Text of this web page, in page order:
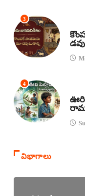
3
4
విభాగాలు